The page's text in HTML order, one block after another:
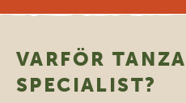
VARFÖR
SPECIALIST?